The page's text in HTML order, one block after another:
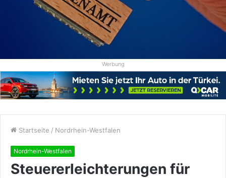
Werbung
Startseite / Nordrhein-Westfalen
Nordrhein-Westfalen
Steuererleichterungen für